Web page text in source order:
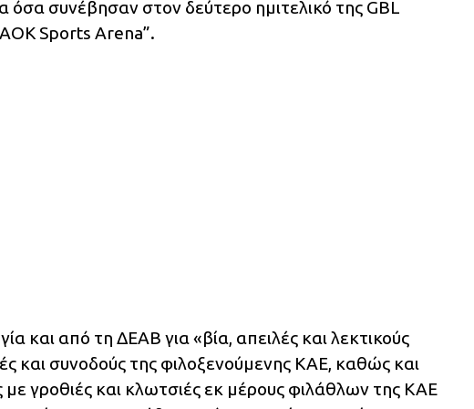
συνέβησαν στον δεύτερο ημιτελικό της GBL
Sports Arena”.
και από τη ΔΕΑΒ για «βία, απειλές και λεκτικούς
και συνοδούς της φιλοξενούμενης ΚΑΕ, καθώς και
γροθιές και κλωτσιές εκ μέρους φιλάθλων της ΚΑΕ